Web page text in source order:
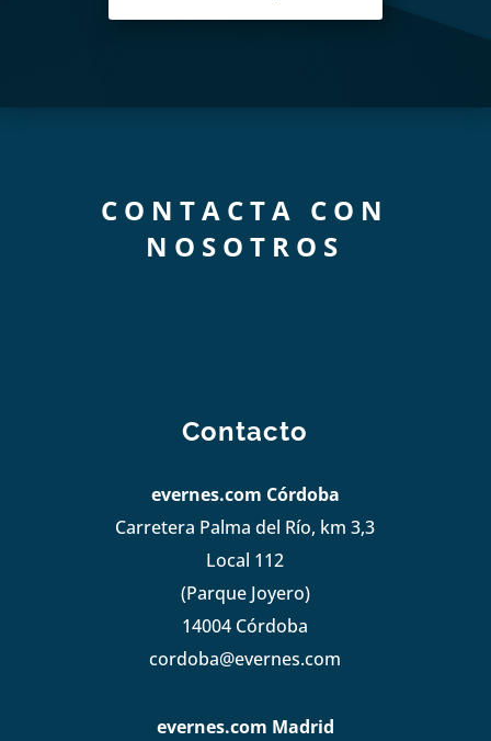
CONTACTA CON
NOSOTROS
Contacto
evernes.com Córdoba
Carretera Palma del Río, km 3,3
Local 112
(Parque Joyero)
14004 Córdoba
cordoba@evernes.com
evernes.com Madrid